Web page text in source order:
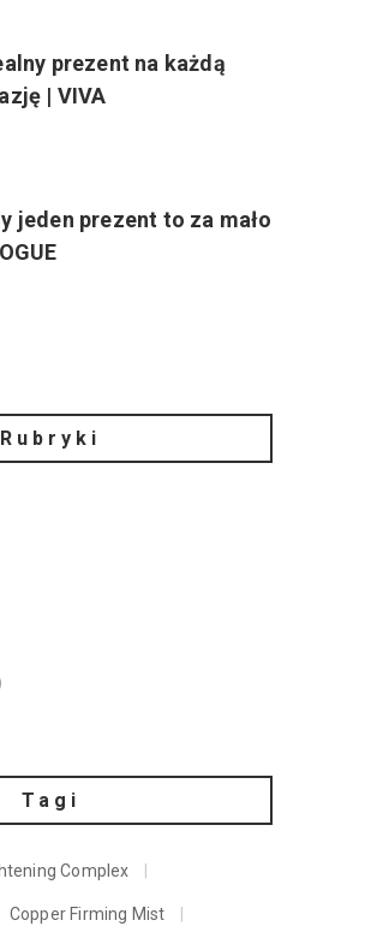
prezent na każdą
| VIVA
jeden prezent to za mało
Rubryki
Tagi
Complex
Copper Firming Mist